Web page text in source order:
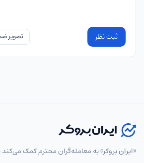
ثبت نظر تصویر
«ایران بروکر» به معامله‌گران محترم کمک می‌کند